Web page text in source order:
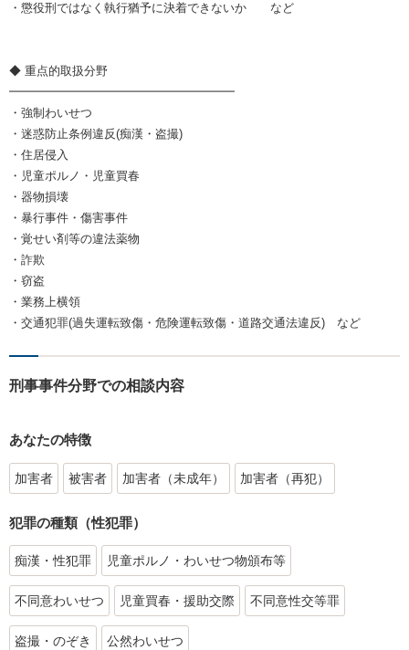
・懲役刑ではなく執行猶予に決着できないか など
◆ 重点的取扱分野
━━━━━━━━━━━━━━━━━━━
・強制わいせつ
・迷惑防止条例違反(痴漢・盗撮)
・住居侵入
・児童ポルノ・児童買春
・器物損壊
・暴行事件・傷害事件
・覚せい剤等の違法薬物
・詐欺
・窃盗
・業務上横領
・交通犯罪(過失運転致傷・危険運転致傷・道路交通法違反) など
刑事事件分野での相談内容
あなたの特徴
加害者 被害者 加害者（未成年） 加害者（再犯）
犯罪の種類（性犯罪）
痴漢・性犯罪 児童ポルノ・わいせつ物頒布等
不同意わいせつ 児童買春・援助交際 不同意性交等罪
盗撮・のぞき 公然わいせつ